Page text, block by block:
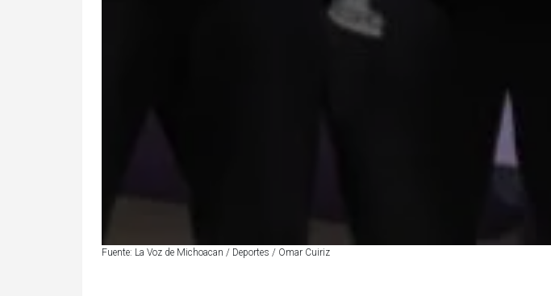
Fuente: La Voz de Michoacan / Deportes / Omar Cuiriz